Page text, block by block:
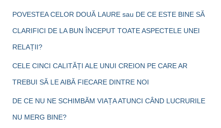
POVESTEA CELOR DOUĂ LAURE sau DE CE ESTE BINE SĂ
CLARIFICI DE LA BUN ÎNCEPUT TOATE ASPECTELE UNEI
RELAȚII?
CELE CINCI CALITĂȚI ALE UNUI CREION PE CARE AR
TREBUI SĂ LE AIBĂ FIECARE DINTRE NOI
DE CE NU NE SCHIMBĂM VIAȚA ATUNCI CÂND LUCRURILE
NU MERG BINE?